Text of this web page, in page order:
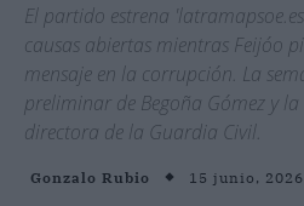
El partido estrena
causas abiertas mientras Feijóo
mensaje en la corrupción. La
preliminar de Begoña Gómez y
directora de la Guardia Civil.
Gonzalo Rubio 15 junio,